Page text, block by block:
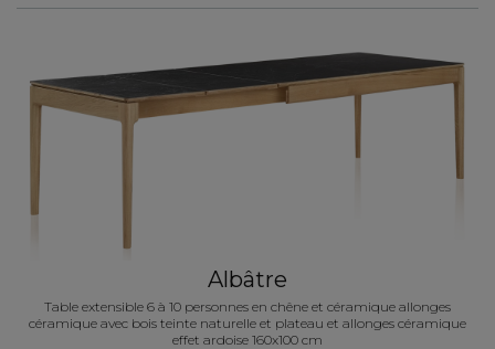
Albâtre
Table extensible 6 à 10 personnes en chêne et céramique allonges
céramique avec bois teinte naturelle et plateau et allonges céramique
effet ardoise 160x100 cm